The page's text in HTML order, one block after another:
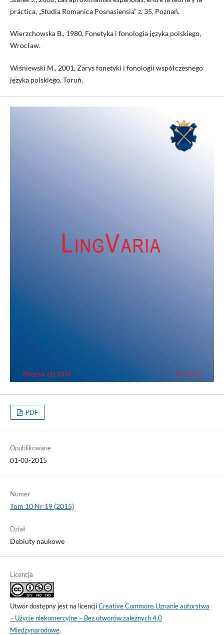
práctica, „Studia Romanica Posnasiensia” z. 35, Poznań.
Wierzchowska B., 1980, Fonetyka i fonologia języka polskiego,
Wrocław.
Wiśniewski M., 2001, Zarys fonetyki i fonologii współczesnego
języka polskiego, Toruń.
PDF
Opublikowane
01-03-2015
Numer
Tom 10 Nr 19 (2015)
Dział
Debiuty naukowe
Licencja
Utwór dostępny jest na licencjiCreative Commons Uznanie autorstwa
– Użycie niekomercyjne – Bez utworów zależnych 4.0
Międzynarodowe.